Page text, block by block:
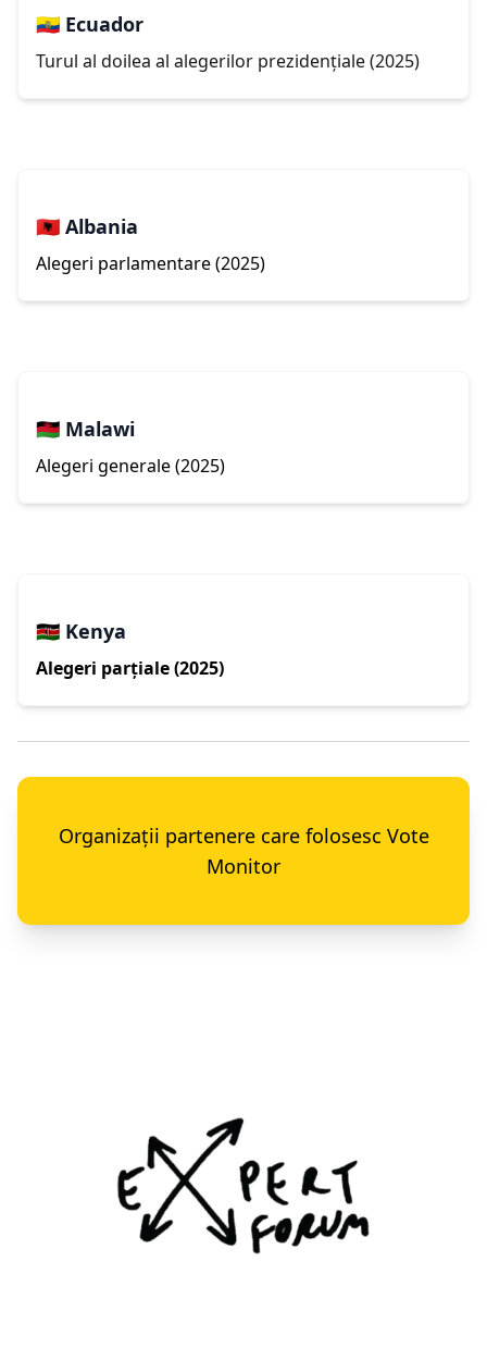
🇪🇨 Ecuador
Turul al doilea al alegerilor prezidențiale (2025)
🇦🇱 Albania
Alegeri parlamentare(2025)
🇲🇼 Malawi
Alegeri generale (2025)
🇰🇪 Kenya
Alegeri parțiale (2025)
Organizații partenere care folosesc Vote
Monitor